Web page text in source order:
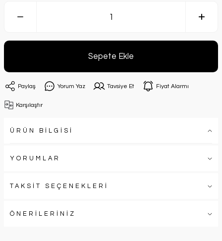
Sepete Ekle
Paylaş Yorum Yaz Tavsiye Et Fiyat Alarmı
Karşılaştır
ÜRÜN BİLGİSİ
YORUMLAR
TAKSİT SEÇENEKLERİ
ÖNERİLERİNİZ